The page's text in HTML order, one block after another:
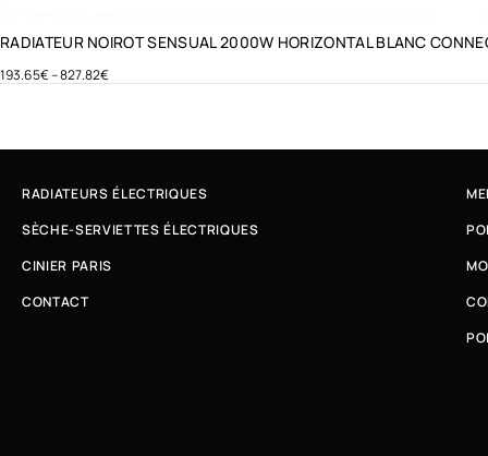
RADIATEUR NOIROT SENSUAL 2000W HORIZONTAL BLANC
193.65€–827.82€
RADIATEURS ÉLECTRIQUES
SÈCHE-SERVIETTES ÉLECTRIQUES
CINIER PARIS
CONTACT